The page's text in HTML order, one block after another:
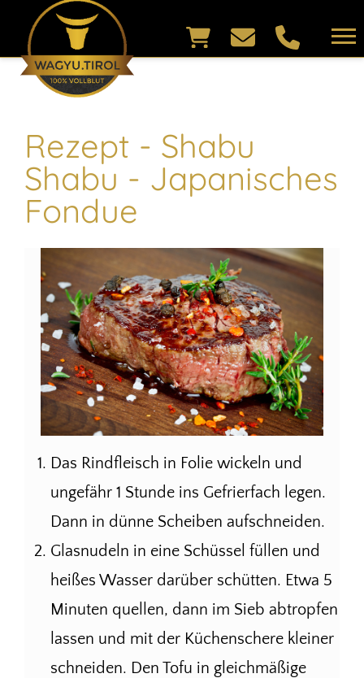
Rezept - Shabu
Shabu - Japanisches
Fondue
Das Rindfleisch in Folie wickeln und
ungefähr 1 Stunde ins Gefrierfach legen.
Dann in dünne Scheiben aufschneiden.
Glasnudeln in eine Schüssel füllen und
heißes Wasser darüber schütten. Etwa 5
Minuten quellen, dann im Sieb abtropfen
lassen und mit der Küchenschere kleiner
schneiden. Den Tofu in gleichmäßige